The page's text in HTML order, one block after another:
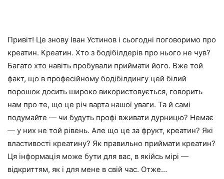
Привіт! Це знову Іван Устинов і сьогодні поговоримо про
креатин. Креатин. Хто з бодібілдерів про нього не чув?
Багато хто навіть пробували приймати його. Вже той
факт, що в професійному бодібілдингу цей білий
порошок досить широко використовується, говорить
нам про те, що це річ варта нашої уваги. Та й самі
подумайте — чи будуть профі вживати дурницю? Немає
— у них не той рівень. Але що це за фрукт, креатин? Які
властивості креатину? Як правильно приймати креатин?
Ця інформація може бути для вас, в якійсь мірі —
відкриттям, як і для мене в свій час. Отже…